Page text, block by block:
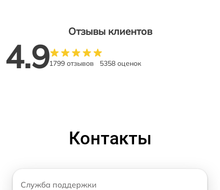
Отзывы клиентов
4.91799 отзывов 5358 оценок
Контакты
Служба поддержки